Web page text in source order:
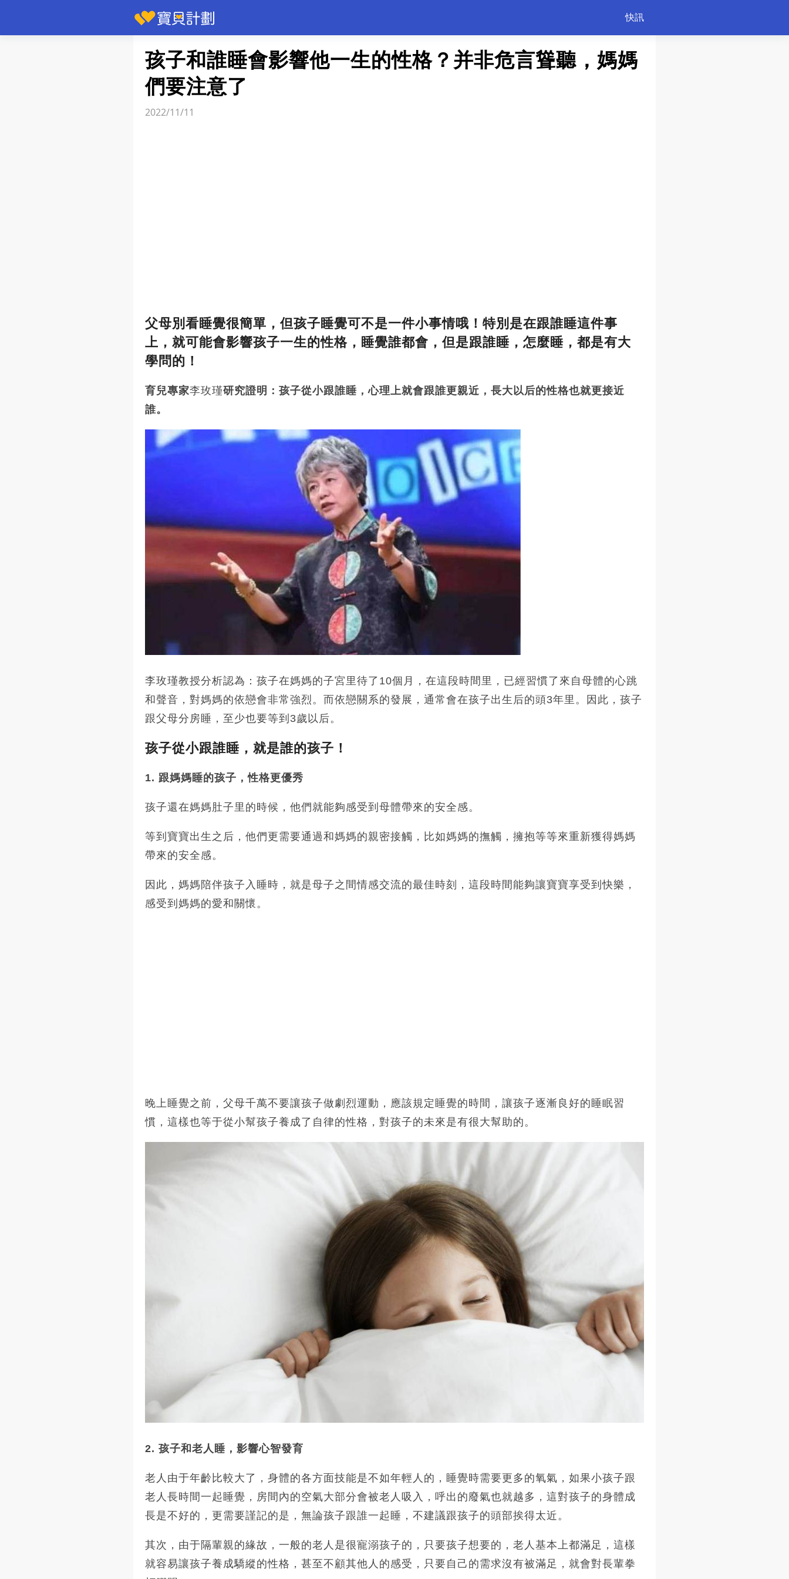
快訊
孩子和誰睡會影響他一生的性格？并非危言聳聽，媽媽
們要注意了
2022/11/11
父母別看睡覺很簡單，但孩子睡覺可不是一件小事情哦！特別是在跟誰睡這件事
上，就可能會影響孩子一生的性格，睡覺誰都會，但是跟誰睡，怎麼睡，都是有大
學問的！
育兒專家李玫瑾研究證明：孩子從小跟誰睡，心理上就會跟誰更親近，長大以后的性格也就更接近
誰。
李玫瑾教授分析認為：孩子在媽媽的子宮里待了10個月，在這段時間里，已經習慣了來自母體的心跳
和聲音，對媽媽的依戀會非常強烈。而依戀關系的發展，通常會在孩子出生后的頭3年里。因此，孩子
跟父母分房睡，至少也要等到3歲以后。
孩子從小跟誰睡，就是誰的孩子！
1. 跟媽媽睡的孩子，性格更優秀
孩子還在媽媽肚子里的時候，他們就能夠感受到母體帶來的安全感。
等到寶寶出生之后，他們更需要通過和媽媽的親密接觸，比如媽媽的撫觸，擁抱等等來重新獲得媽媽
帶來的安全感。
因此，媽媽陪伴孩子入睡時，就是母子之間情感交流的最佳時刻，這段時間能夠讓寶寶享受到快樂，
感受到媽媽的愛和關懷。
晚上睡覺之前，父母千萬不要讓孩子做劇烈運動，應該規定睡覺的時間，讓孩子逐漸良好的睡眠習
慣，這樣也等于從小幫孩子養成了自律的性格，對孩子的未來是有很大幫助的。
2. 孩子和老人睡，影響心智發育
老人由于年齡比較大了，身體的各方面技能是不如年輕人的，睡覺時需要更多的氧氣，如果小孩子跟
老人長時間一起睡覺，房間內的空氣大部分會被老人吸入，呼出的廢氣也就越多，這對孩子的身體成
長是不好的，更需要謹記的是，無論孩子跟誰一起睡，不建議跟孩子的頭部挨得太近。
其次，由于隔輩親的緣故，一般的老人是很寵溺孩子的，只要孩子想要的，老人基本上都滿足，這樣
就容易讓孩子養成驕縱的性格，甚至不顧其他人的感受，只要自己的需求沒有被滿足，就會對長輩拳
快訊